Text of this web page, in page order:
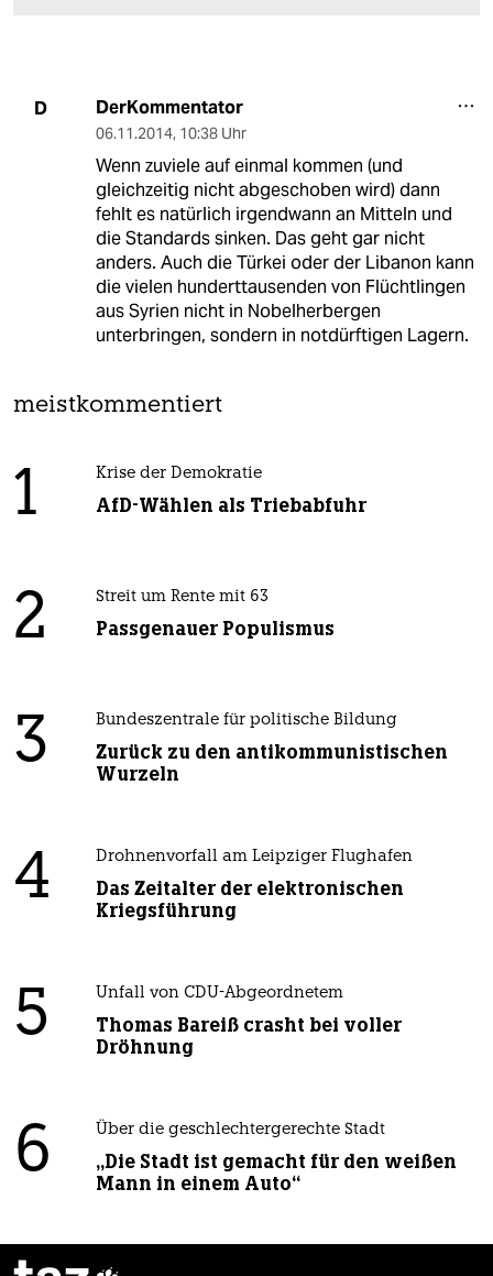
D DerKommentator
06.11.2014, 10:38 Uhr
Wenn zuviele auf einmal kommen (und
gleichzeitig nicht abgeschoben wird) dann
fehlt es natürlich irgendwann an Mitteln und
die Standards sinken. Das geht gar nicht
anders. Auch die Türkei oder der Libanon kann
die vielen hunderttausenden von Flüchtlingen
aus Syrien nicht in Nobelherbergen
unterbringen, sondern in notdürftigen Lagern.
meistkommentiert
1 Krise der Demokratie
AfD-Wählen als Triebabfuhr
2 Streit um Rente mit 63
Passgenauer Populismus
3 Bundeszentrale für politische Bildung
Zurück zu den antikommunistischen
Wurzeln
4 Drohnenvorfall am Leipziger Flughafen
Das Zeitalter der elektronischen
Kriegsführung
5 Unfall von CDU-Abgeordnetem
Thomas Bareiß crasht bei voller
Dröhnung
6 Über die geschlechtergerechte Stadt
„Die Stadt ist gemacht für den weißen
Mann in einem Auto“